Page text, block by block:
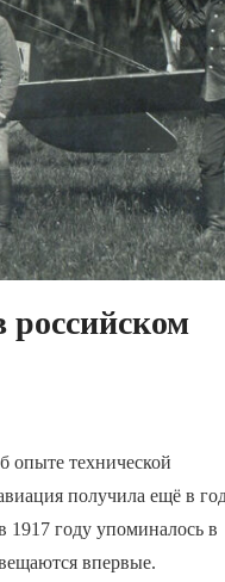
российском
опыте технической
получила ещё в
году упоминалось в
впервые.